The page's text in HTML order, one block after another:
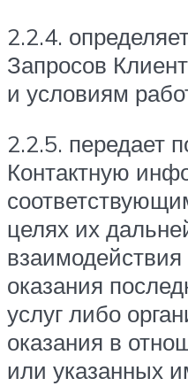
2.2.4.
Запросов
и условиям
2.2.5. передает
Контактную
целях их
оказания
услуг либо
оказания в
или указанных